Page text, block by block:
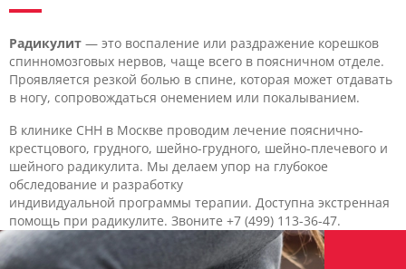
Радикулит — это воспаление или раздражение корешков
спинномозговых нервов, чаще всего в поясничном отделе.
Проявляется резкой болью в спине, которая может отдавать
в ногу, сопровождаться онемением или покалыванием.
В клинике CHH в Москве проводим лечение пояснично-
крестцового, грудного, шейно-грудного, шейно-плечевого и
шейного радикулита. Мы делаем упор на глубокое
обследование и разработку
индивидуальной программы терапии. Доступна экстренная
помощь при радикулите. Звоните +7 (499) 113-36-47.